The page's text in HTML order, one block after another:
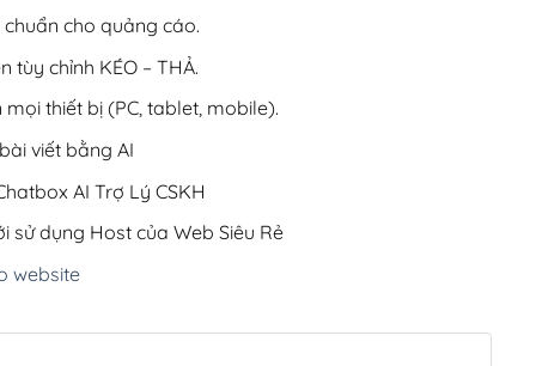
chuẩn cho quảng cáo.
tùy chỉnh KÉO – THẢ.
thiết bị (PC, tablet, mobile).
viết bằng AI
AI Trợ Lý CSKH
sử dụng Host của Web Siêu Rẻ
website